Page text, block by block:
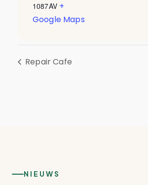
1087AV +
Google Maps
Repair Cafe
NIEUWS